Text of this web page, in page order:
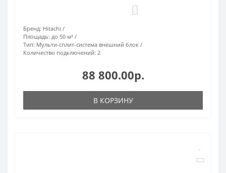
Бренд: Hitachi
Площадь: до 50 м²
Тип: Мульти-сплит-система внешний блок
Количество подключений: 2
88 800.00р.
В КОРЗИНУ